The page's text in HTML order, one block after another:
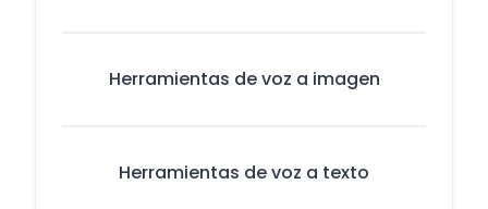
Herramientas de voz a imagen
Herramientas de voz a texto